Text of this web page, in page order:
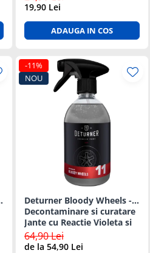
19,90 Lei
ADAUGA IN COS
-11%
NOU
Deturner Bloody Wheels -
Decontaminare si curatare
Jante cu Reactie Violeta si
pH Neutru - 1L
64,90 Lei
de la 54,90 Lei